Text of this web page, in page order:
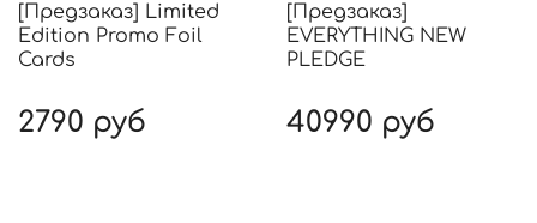
[Предзаказ] Limited
Edition Promo Foil
Cards
2790 руб
[Предзаказ]
EVERYTHING NEW
PLEDGE
40990 руб